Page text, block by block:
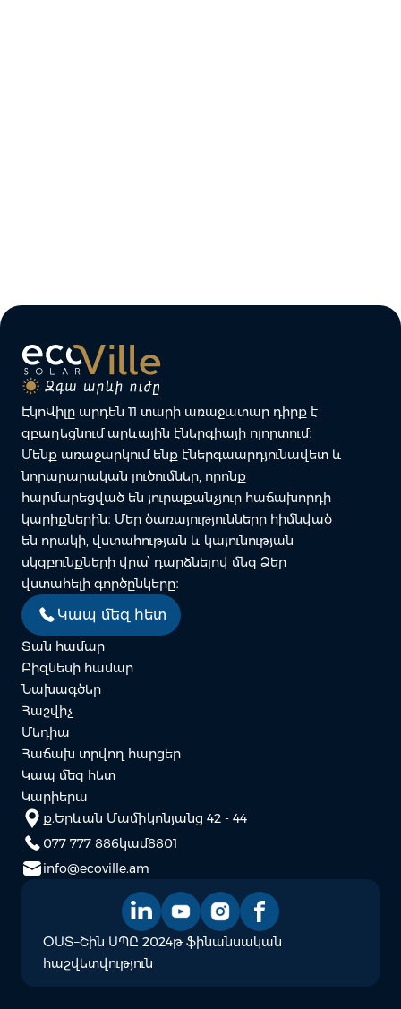
ԷկոՎիլը արդեն 11 տարի առաջատար դիրք է
զբաղեցնում արևային էներգիայի ոլորտում։
Մենք առաջարկում ենք էներգաարդյունավետ և
նորարարական լուծումներ, որոնք
հարմարեցված են յուրաքանչյուր հաճախորդի
կարիքներին։ Մեր ծառայությունները հիմնված
են որակի, վստահության և կայունության
սկզբունքների վրա՝ դարձնելով մեզ Ձեր
վստահելի գործընկերը։
Կապ մեզ հետ
Տան համար
Բիզնեսի համար
Նախագծեր
Հաշվիչ
Մեդիա
Հաճախ տրվող հարցեր
Կապ մեզ հետ
Կարիերա
ք.Երևան Մամիկոնյանց 42 - 44
077 777 886կամ8801
info@ecoville.am
ՕՍՏ–Շին ՍՊԸ 2024թ ֆինանսական
հաշվետվություն